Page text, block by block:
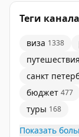
Теги канала
виза 1338
путешествия
санкт
бюджет 477
туры 168
Показать